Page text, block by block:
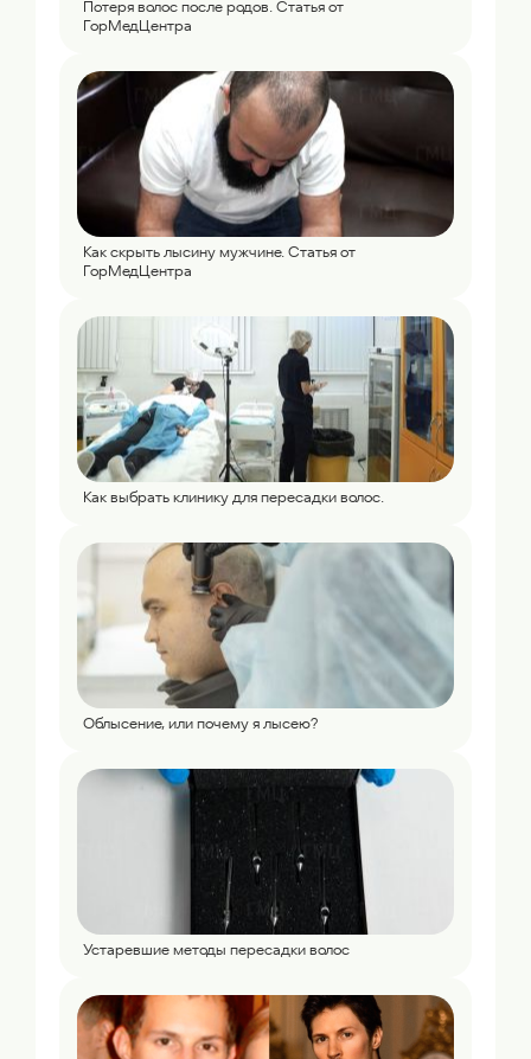
Потеря волос после родов. Статья от
ГорМедЦентра
Как скрыть лысину мужчине. Статья от
ГорМедЦентра
Как выбрать клинику для пересадки волос.
Облысение, или почему я лысею?
Устаревшие методы пересадки волос